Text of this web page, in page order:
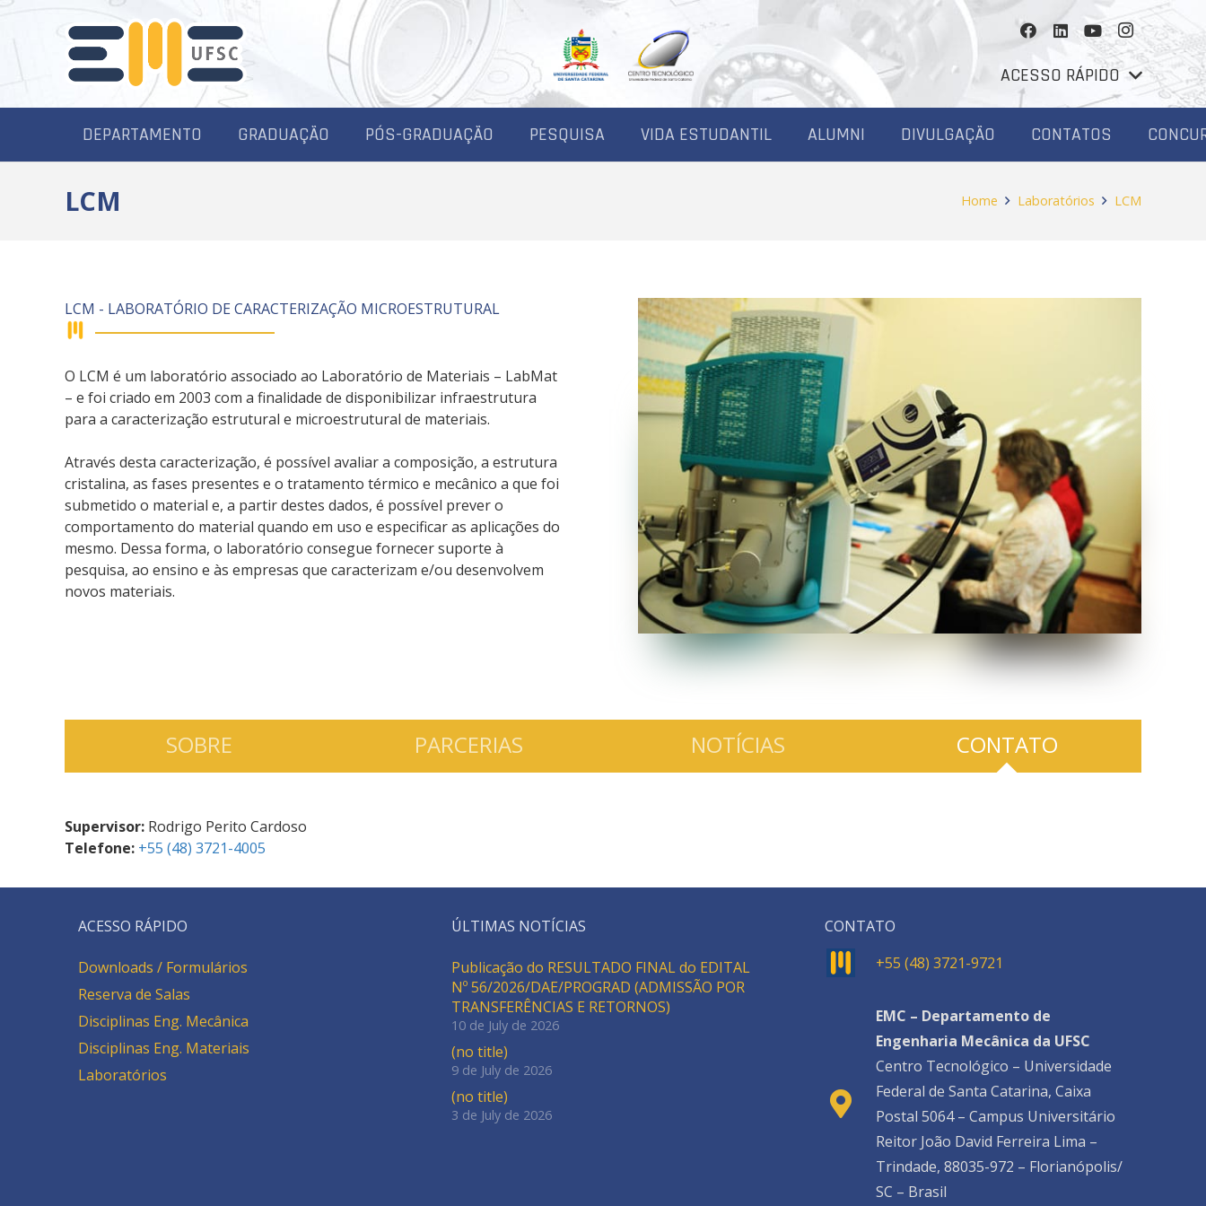
ACESSO RÁPIDO
DEPARTAMENTO GRADUAÇÃO PÓS-GRADUAÇÃO PESQUISA VIDA ESTUDANTIL ALUMNI DIVULGAÇÃO CONTATOS
LCM Home Laboratórios LCM
LCM - LABORATÓRIO DE CARACTERIZAÇÃO MICROESTRUTURAL
O LCM é um laboratório associado ao Laboratório de Materiais – LabMat
– e foi criado em 2003 com a finalidade de disponibilizar infraestrutura
para a caracterização estrutural e microestrutural de materiais.
Através desta caracterização, é possível avaliar a composição, a estrutura
cristalina, as fases presentes e o tratamento térmico e mecânico a que foi
submetido o material e, a partir destes dados, é possível prever o
comportamento do material quando em uso e especificar as aplicações do
mesmo. Dessa forma, o laboratório consegue fornecer suporte à
pesquisa, ao ensino e às empresas que caracterizam e/ou desenvolvem
novos materiais.
SOBRE PARCERIAS NOTÍCIAS CONTATO
Supervisor: Rodrigo Perito Cardoso
Telefone: +55 (48) 3721-4005
ACESSO RÁPIDO
Downloads / Formulários
Reserva de Salas
Disciplinas Eng. Mecânica
Disciplinas Eng. Materiais
Laboratórios
ÚLTIMAS NOTÍCIAS
Publicação do RESULTADO FINAL do EDITAL
Nº 56/2026/DAE/PROGRAD (ADMISSÃO POR
TRANSFERÊNCIAS E RETORNOS)
10 de July de 2026
(no title)
9 de July de 2026
(no title)
3 de July de 2026
CONTATO
+55 (48) 3721-9721
EMC – Departamento de
Engenharia Mecânica da UFSC
Centro Tecnológico – Universidade
Federal de Santa Catarina, Caixa
Postal 5064 – Campus Universitário
Reitor João David Ferreira Lima –
Trindade, 88035-972 – Florianópolis/
SC – Brasil